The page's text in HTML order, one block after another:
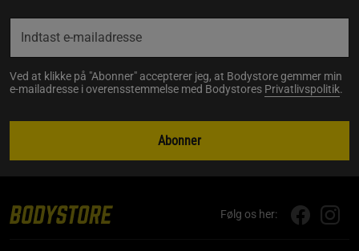
Ved at klikke på "Abonner" accepterer jeg, at Bodystore gemmer min
e-mailadresse i overensstemmelse med Bodystores Privatlivspolitik.
Abonner
Følg os her: